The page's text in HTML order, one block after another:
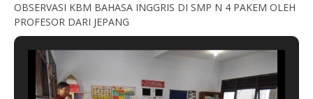
OBSERVASI KBM BAHASA INGGRIS DI SMP N 4 PAKEM OLEH
PROFESOR DARI JEPANG